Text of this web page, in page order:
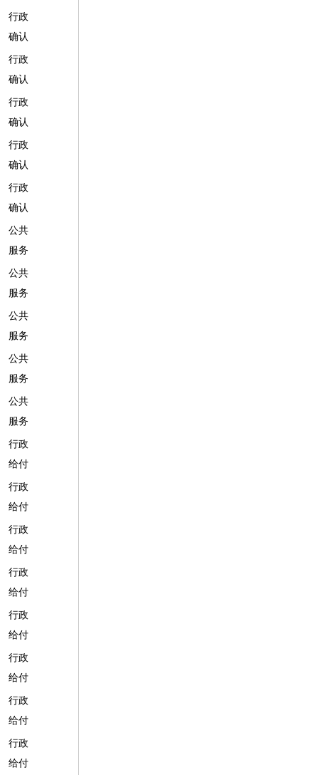
行政
确认
行政
确认
行政
确认
行政
确认
行政
确认
公共
服务
公共
服务
公共
服务
公共
服务
公共
服务
行政
给付
行政
给付
行政
给付
行政
给付
行政
给付
行政
给付
行政
给付
行政
给付